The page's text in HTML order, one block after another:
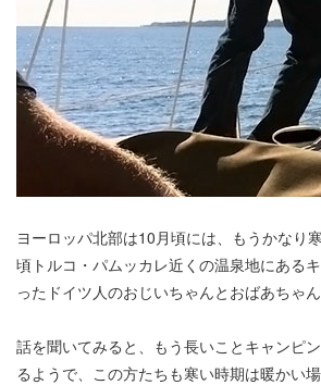
ヨーロッパ北部は10月頃には、もうかなり
頃トルコ・パムッカレ近くの温泉地にある
ったドイツ人のおじいちゃんとおばあちゃん
話を聞いてみると、もう長いことキャンピ
るようで、この方たちも寒い時期は暖かい